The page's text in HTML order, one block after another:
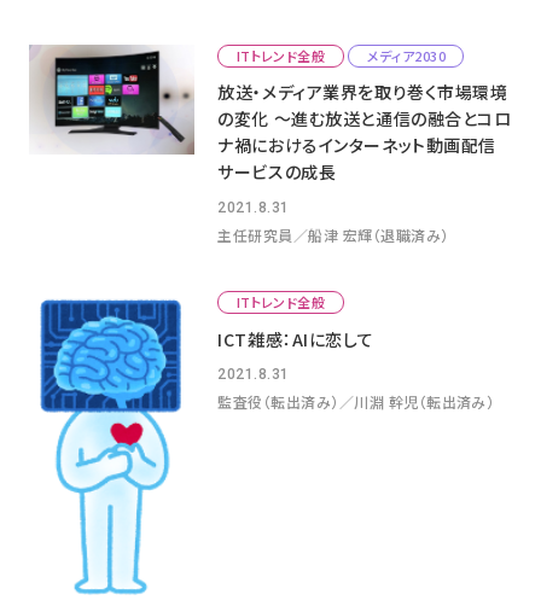
ITトレンド全般 メディア2030
放送・メディア業界を取り巻く市場環境
の変化 ～進む放送と通信の融合とコロ
ナ禍におけるインターネット動画配信
サービスの成長
2021.8.31
主任研究員／船津 宏輝（退職済み）
ITトレンド全般
ICT雑感：AIに恋して
2021.8.31
監査役（転出済み）／川淵 幹児（転出済み）